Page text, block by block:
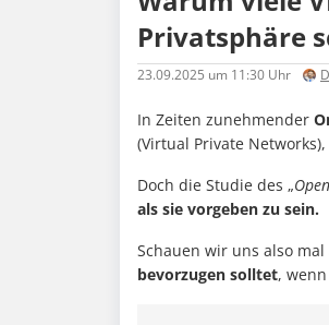
Privatsphäre
23.09.2025 um 11:30 Uhr
In Zeiten zunehmender
(Virtual Private
Doch die Studie des „
als sie vorgeben zu sein.
Schauen wir uns also mal
bevorzugen solltet,